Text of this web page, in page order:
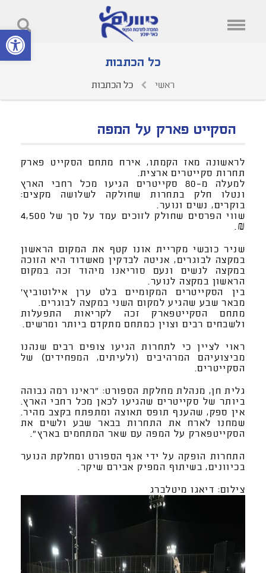
פתח סרגל
כל הכתבות
ראשי כל הכתבות
הסקייט פארק על המפה
לראשונה מאז הקמתו, אירח מתחם הסקייט פארק
תחרות סקייטרים ארצית.
למעלה מ-80 סקייטרים הגיעו מכל רחבי הארץ
ונטלו חלק בתחרות שחולקה לשלושה מקצים:
בוקרים, נשים ונוער.
שווי הפרסים שחולק לזוכים עמד על סך של 4,500
₪.
שניר כובשי מקריית אונו קטף את המקום הראשון
במקצה לבוגרים, אניטה לבדקין מאשדוד היא הזוכה
במקצה לנשים ונעם סוריאנו מיהוד זכה במקום
הראשון במקצה לנוער.
בין הסקייטרים המקומיים בלט ערן אילוטוביץ'
מבאר שבע שהגיע למקום השני במקצה לבוגרים.
מתחם הסקייטפארק זכה לקריאות התפעלות
ולשבחים רבים וצוין כמתחם מתקדם ביותר ומרשים.
ראוי לציין כי לתחרות הגיעו צופים רבים שנהנו
מביצועיהם המרהיבים (ולעיתים, המפחידים) של
הסקייטרים.
גלית חן, מנהלת מחלקת הספורט: "ראינו רמה גבוהה
ביותר של סקייטרים שהגיעו לכאן מכל רחבי הארץ.
אין ספק, שהענף תופס תאוצה ומתפתח בקצב מהיר.
שמחנו לארח את התחרות בבאר שבע ולשים את
הסקייטפארק על המפה עם שאר המתחמים בארץ".
התחרות הופקה על ידי אגף הספורט ומחלקת הנוער
בכיוונים, בשיתוף המפיק אבירם שיקר.
צילום: דיאגו מיטלברג